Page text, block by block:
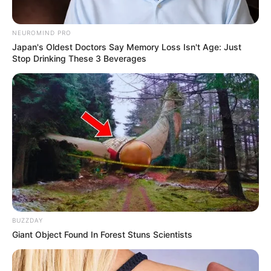
Kekayaan
Total kekayaan Valenti vitell, diperkirakan sebanyak 100 ribu-1
juta dollar atau 1,6 miliar-16 miliar rupiah. Kekayaannya berasal
dari kariernya sebagai model dan selebgram.
NEUROMIND PRO
Japan's Oldest Doctors Say Memory Loss Isn't Age: Just
Stop Drinking These 3 Beverages
BUZZDAY
Giant Object Found In Forest Stuns Scientists